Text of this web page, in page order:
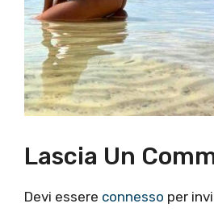
Lascia Un
Devi essere connesso per